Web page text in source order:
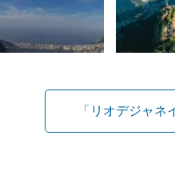
「リオデジャ